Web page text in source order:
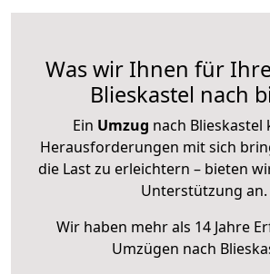
Was wir Ihnen für
Blieskastel nach
Ein Umzug nach Blieskastel
Herausforderungen mit sich
die Last zu erleichtern – bieten
Unterstützung an.
Wir haben mehr als 14 Jahre
Umzügen nach